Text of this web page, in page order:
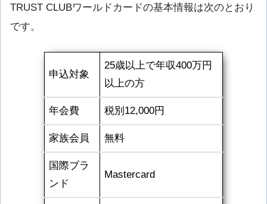
TRUST CLUBワールドカードの基本情報は次のとおり
です。
申込対象
25歳以上で年収400万円
以上の方
年会費 税別12,000円
家族会員 無料
国際ブラ
ンド
Mastercard